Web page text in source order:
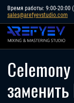
Skip
content
Время работы: 9:00-20:00
sales@arefyevstudio.com